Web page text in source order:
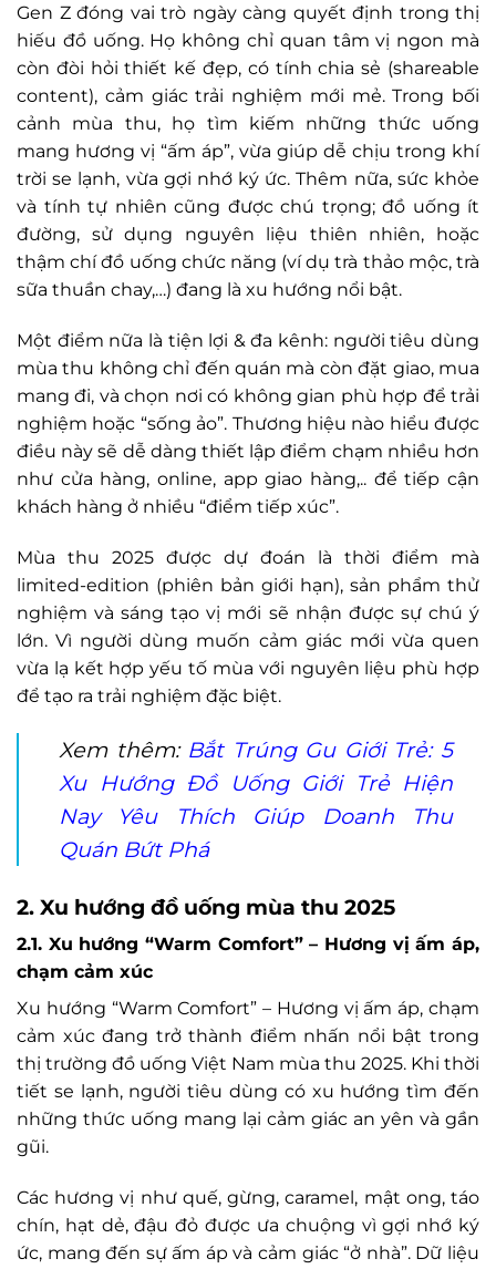
Gen Z đóng vai trò ngày càng quyết định trong thị
hiếu đồ uống. Họ không chỉ quan tâm vị ngon mà
còn đòi hỏi thiết kế đẹp, có tính chia sẻ (shareable
content), cảm giác trải nghiệm mới mẻ. Trong bối
cảnh mùa thu, họ tìm kiếm những thức uống
mang hương vị “ấm áp”, vừa giúp dễ chịu trong khí
trời se lạnh, vừa gợi nhớ ký ức. Thêm nữa, sức khỏe
và tính tự nhiên cũng được chú trọng; đồ uống ít
đường, sử dụng nguyên liệu thiên nhiên, hoặc
thậm chí đồ uống chức năng (ví dụ trà thảo mộc, trà
sữa thuần chay,…) đang là xu hướng nổi bật.
Một điểm nữa là tiện lợi & đa kênh: người tiêu dùng
mùa thu không chỉ đến quán mà còn đặt giao, mua
mang đi, và chọn nơi có không gian phù hợp để trải
nghiệm hoặc “sống ảo”. Thương hiệu nào hiểu được
điều này sẽ dễ dàng thiết lập điểm chạm nhiều hơn
như cửa hàng, online, app giao hàng,.. để tiếp cận
khách hàng ở nhiều “điểm tiếp xúc”.
Mùa thu 2025 được dự đoán là thời điểm mà
limited-edition (phiên bản giới hạn), sản phẩm thử
nghiệm và sáng tạo vị mới sẽ nhận được sự chú ý
lớn. Vì người dùng muốn cảm giác mới vừa quen
vừa lạ kết hợp yếu tố mùa với nguyên liệu phù hợp
để tạo ra trải nghiệm đặc biệt.
Xem thêm: Bắt Trúng Gu Giới Trẻ: 5
Xu Hướng Đồ Uống Giới Trẻ Hiện
Nay Yêu Thích Giúp Doanh Thu
Quán Bứt Phá
2. Xu hướng đồ uống mùa thu 2025
2.1. Xu hướng “Warm Comfort” – Hương vị ấm áp,
chạm cảm xúc
Xu hướng “Warm Comfort” – Hương vị ấm áp, chạm
cảm xúc đang trở thành điểm nhấn nổi bật trong
thị trường đồ uống Việt Nam mùa thu 2025. Khi thời
tiết se lạnh, người tiêu dùng có xu hướng tìm đến
những thức uống mang lại cảm giác an yên và gần
gũi.
Các hương vị như quế, gừng, caramel, mật ong, táo
chín, hạt dẻ, đậu đỏ được ưa chuộng vì gợi nhớ ký
ức, mang đến sự ấm áp và cảm giác “ở nhà”. Dữ liệu